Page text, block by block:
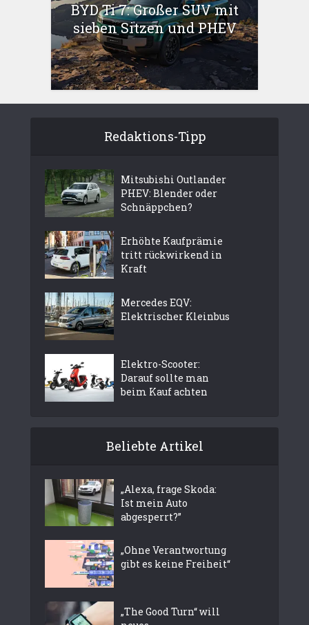
BYD Ti 7: Großer SUV mit
sieben Sitzen und PHEV
Redaktions-Tipp
Mitsubishi Outlander
PHEV: Blender oder
Schnäppchen?
Erhöhte Kaufprämie
tritt rückwirkend in
Kraft
Mercedes EQV:
Elektrischer Kleinbus
Elektro-Scooter:
Darauf sollte man
beim Kauf achten
Beliebte Artikel
„Alexa, frage Skoda:
Ist mein Auto
abgesperrt?”
„Ohne Verantwortung
gibt es keine Freiheit“
„The Good Turn“ will